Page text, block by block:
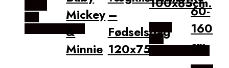
Mickey
&
Minnie
–
Fødselsdag
120x75cm
Hos
Billigwallsticker
60-
160
cm